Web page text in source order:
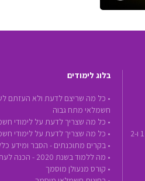
בלוג לימודים
• כל מה שריצם לדעת ולא העזתם
חשמלאי מתח גבוה
• כל מה שצריך לדעת על לימודי
• כל מה שצריך לדעת על לימודי
• בקרים מתוכנתים - הסבר ומידע
• מה ללמוד בשנת 2020 - הכנה לעתיד עם תעסוקה
• קורס מנעולן מוסמך